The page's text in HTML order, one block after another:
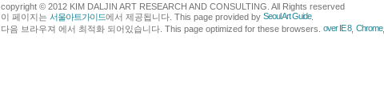
copyright © 2012 KIM DALJIN ART RESEARCH AND CONSULTING. All Rights reserved
이 페이지는 서울아트가이드에서 제공됩니다. This page provided by Seoul Art Guide.
다음 브라우져 에서 최적화 되어있습니다. This page optimized for these browsers. over IE 8, Chrome,